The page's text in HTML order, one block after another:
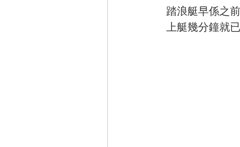
踏浪艇早係之
上艇幾分鐘就